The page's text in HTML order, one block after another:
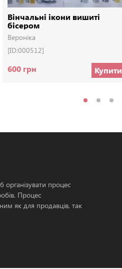
Вінчальні ікони вишиті
бісером
Вероніка
[ID:000512]
600 грн Купити
організувати процес
Процес
як для продавців, так